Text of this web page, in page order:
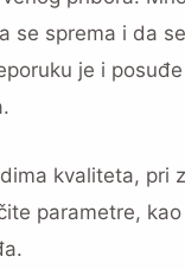
se sprema i da
je i
kvaliteta, pri
parametre,